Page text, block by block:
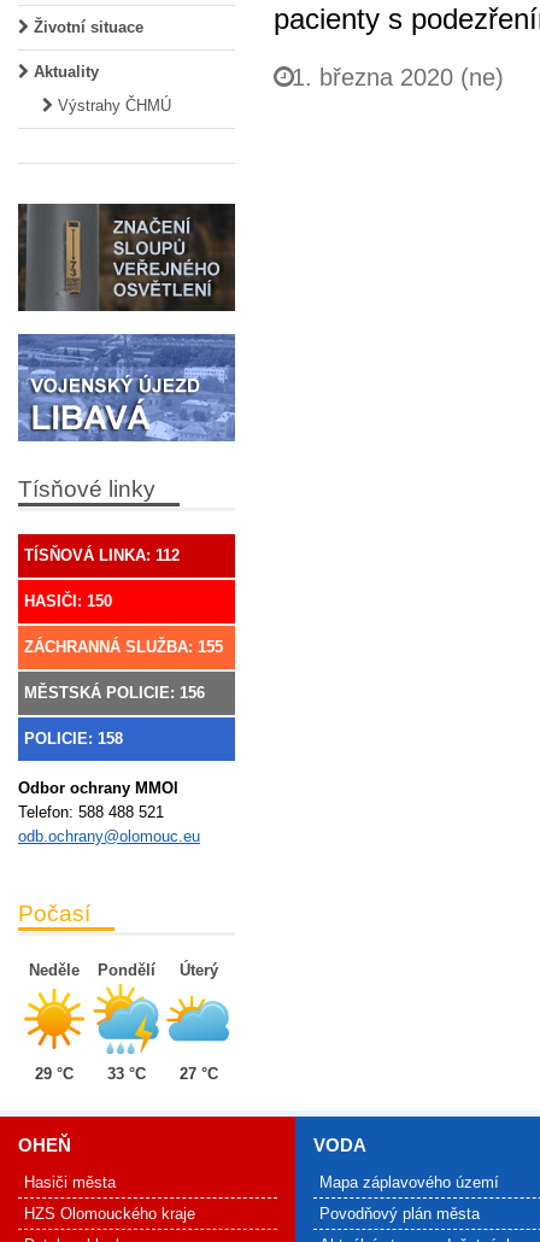
Životní situace
Aktuality
Výstrahy ČHMÚ
Tísňové linky
TÍSŇOVÁ LINKA: 112
HASIČI: 150
ZÁCHRANNÁ SLUŽBA: 155
MĚSTSKÁ POLICIE: 156
POLICIE: 158
Odbor ochrany MMOl
Telefon: 588 488 521
odb.ochrany@olomouc.eu
Počasí
Neděle
29 °C
Pondělí
33 °C
Úterý
27 °C
pacienty s
1. března 2020 (ne)
OHEŇ
Hasiči města
HZS Olomouckého kraje
VODA
Mapa záplavového území
Povodňový plán města